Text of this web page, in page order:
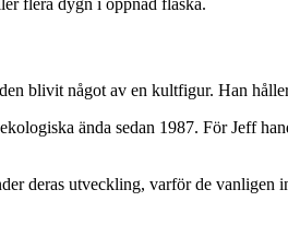
flera dygn i öppnad flaska.
blivit något av en kultfigur. Han
ända sedan 1987. För Jeff
deras utveckling, varför de